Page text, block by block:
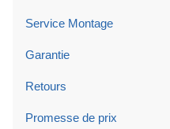
Service Montage
Garantie
Retours
Promesse de prix